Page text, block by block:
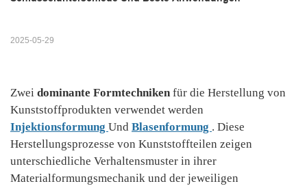
2025-05-29
Zwei dominante Formtechnikenfür die Herstellung von
Kunststoffprodukten verwendet werden
Injektionsformung Und Blasenformung . Diese
Herstellungsprozesse von Kunststoffteilen zeigen
unterschiedliche Verhaltensmuster in ihrer
Materialformungsmechanik und der jeweiligen